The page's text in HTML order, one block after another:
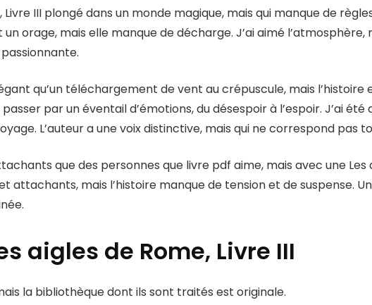
Livre III plongé dans un monde magique, mais qui manque de
un orage, mais elle manque de décharge. J’ai aimé
qu’un téléchargement de vent au crépuscule, mais
par un éventail d’émotions, du désespoir à l’espoir. J’ai
L’auteur a une voix distinctive, mais qui ne correspond pas
que des personnes que livre pdf aime, mais avec une Les
attachants, mais l’histoire manque de tension et de suspense.
aigles de Rome, Livre III
la bibliothèque dont ils sont traités est originale.